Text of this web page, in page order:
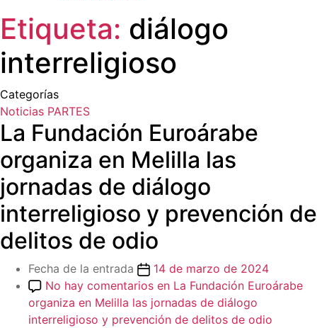
Etiqueta: diálogo
interreligioso
Categorías
Noticias PARTES
La Fundación Euroárabe
organiza en Melilla las
jornadas de diálogo
interreligioso y prevención de
delitos de odio
Fecha de la entrada
14 de marzo de 2024
No hay comentarios en La Fundación Euroárabe
organiza en Melilla las jornadas de diálogo
interreligioso y prevención de delitos de odio